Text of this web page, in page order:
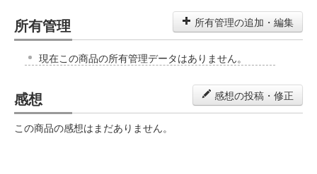
所有管理 所有管理の追加・編集
現在この商品の所有管理データはありません。
感想 感想の投稿・修正
この商品の感想はまだありません。